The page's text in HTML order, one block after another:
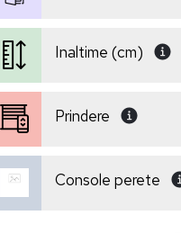
Inaltime (cm)
Prindere
Console perete